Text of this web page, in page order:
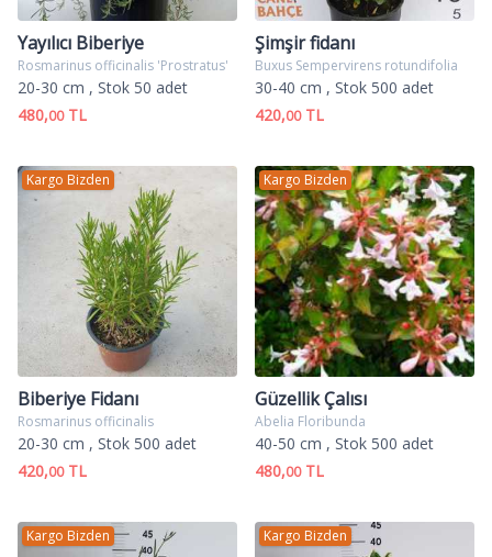
Yayılıcı Biberiye
Rosmarinus officinalis 'Prostratus'
20-30 cm , Stok 50 adet
480,00TL
Şimşir fidanı
Buxus Sempervirens rotundifolia
30-40 cm , Stok 500 adet
420,00TL
Kargo Bizden
Biberiye Fidanı
Rosmarinus officinalis
20-30 cm , Stok 500 adet
420,00TL
Kargo Bizden
Güzellik Çalısı
Abelia Floribunda
40-50 cm , Stok 500 adet
480,00TL
Kargo Bizden Kargo Bizden